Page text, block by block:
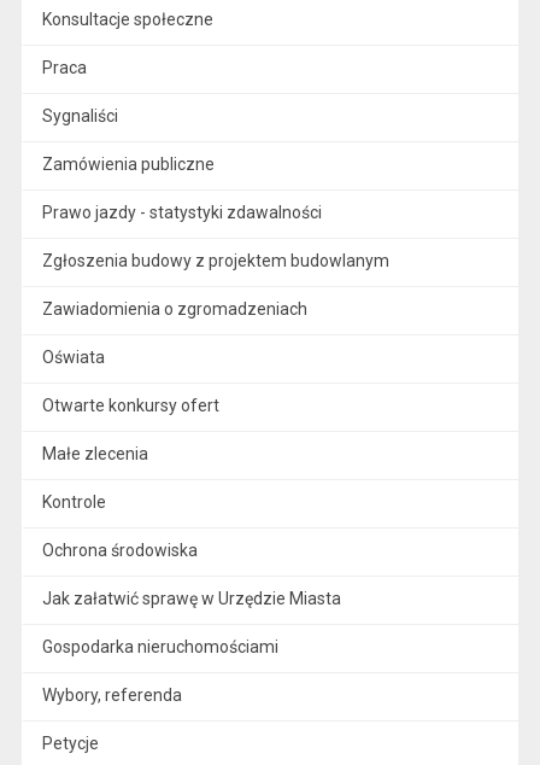
Konsultacje społeczne
Praca
Sygnaliści
Zamówienia publiczne
Prawo jazdy - statystyki zdawalności
Zgłoszenia budowy z projektem budowlanym
Zawiadomienia o zgromadzeniach
Oświata
Otwarte konkursy ofert
Małe zlecenia
Kontrole
Ochrona środowiska
Jak załatwić sprawę w Urzędzie Miasta
Gospodarka nieruchomościami
Wybory, referenda
Petycje